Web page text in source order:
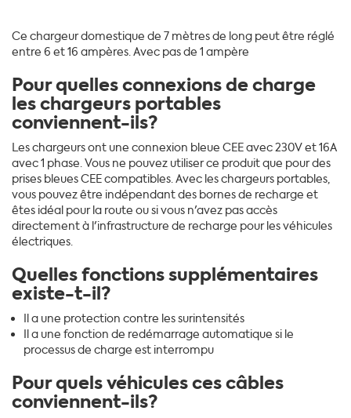
Ce chargeur domestique de 7 mètres de long peut être réglé
entre 6 et 16 ampères. Avec pas de 1 ampère
Pour quelles connexions de charge
les chargeurs portables
conviennent-ils?
Les chargeurs ont une connexion bleue CEE avec 230V et 16A
avec 1 phase. Vous ne pouvez utiliser ce produit que pour des
prises bleues CEE compatibles. Avec les chargeurs portables,
vous pouvez être indépendant des bornes de recharge et
êtes idéal pour la route ou si vous n'avez pas accès
directement à l'infrastructure de recharge pour les véhicules
électriques.
Quelles fonctions supplémentaires
existe-t-il?
Il a une protection contre les surintensités
Il a une fonction de redémarrage automatique si le
processus de charge est interrompu
Pour quels véhicules ces câbles
conviennent-ils?